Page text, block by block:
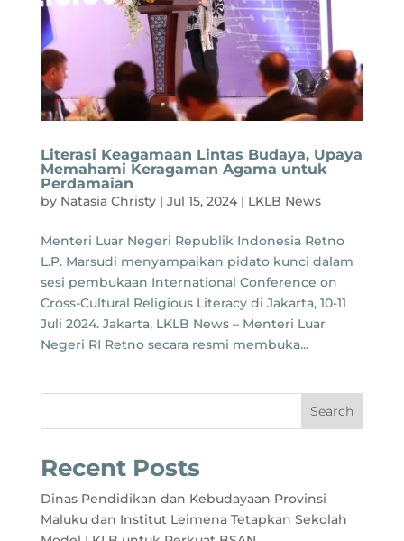
Literasi Keagamaan Lintas Budaya, Upaya
Memahami Keragaman Agama untuk
Perdamaian
by Natasia Christy| Jul 15, 2024| LKLB News
Menteri Luar Negeri Republik Indonesia Retno
L.P. Marsudi menyampaikan pidato kunci dalam
sesi pembukaan International Conference on
Cross-Cultural Religious Literacy di Jakarta, 10-11
Juli 2024. Jakarta, LKLB News – Menteri Luar
Negeri RI Retno secara resmi membuka...
Search
Recent Posts
Dinas Pendidikan dan Kebudayaan Provinsi
Maluku dan Institut Leimena Tetapkan Sekolah